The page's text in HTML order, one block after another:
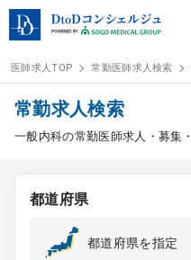
ログイン
医師求人
常勤検索
医師求人TOP 常勤医師求人検索
常勤求人検索
一般内科の常勤医師求人・募集
都道府県
都道府県を指定